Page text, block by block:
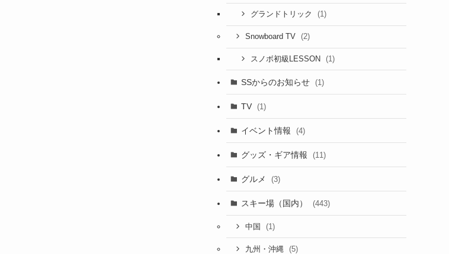
グランドトリック (1)
Snowboard TV (2)
スノボ初級LESSON (1)
SSからのお知らせ (1)
TV (1)
イベント情報 (4)
グッズ・ギア情報 (11)
グルメ (3)
スキー場（国内） (443)
中国 (1)
九州・沖縄 (5)